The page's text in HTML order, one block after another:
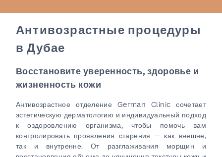
Антивозрастные процедуры
в Дубае
Восстановите уверенность, здоровье и
жизненность кожи
Антивозрастное отделение German Clinic сочетает
эстетическую дерматологию и индивидуальный подход
к оздоровлению организма, чтобы помочь вам
контролировать проявления старения — как внешне,
так и внутренне. От разглаживания морщин и